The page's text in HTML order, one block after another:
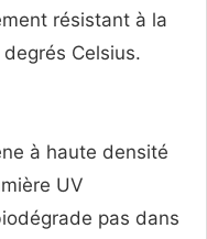
résistant à la
Celsius.
à haute densité
UV
pas dans